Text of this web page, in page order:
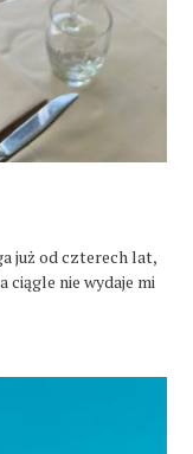
już od czterech lat,
ciągle nie wydaje mi